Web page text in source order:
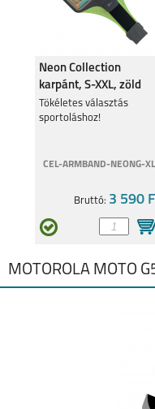
Neon Collection
karpánt, S-XXL, zöld
Tökéletes választás
sportoláshoz!
CEL-ARMBAND-NEONG-XL
Bruttó: 3 590
MOTOROLA MOTO